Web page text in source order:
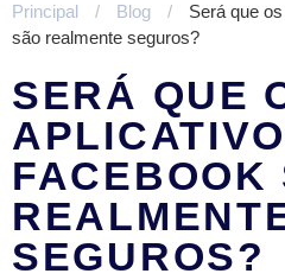
Principal / Blog /
Será que
são realmente seguros?
SERÁ QUE
FACEBOOK
SEGUROS?